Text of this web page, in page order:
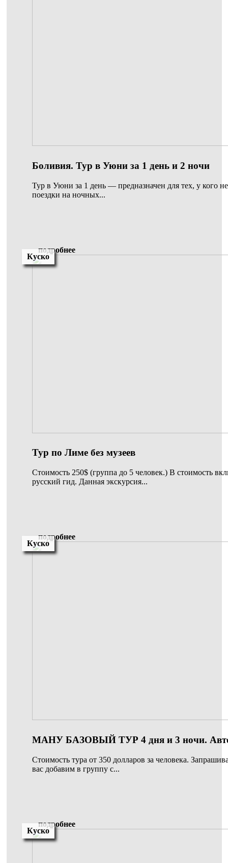
Боливия. Тур в Уюни за 1 день и 2 ночи
Тур в Уюни за 1 день — предназначен для тех, у кого
поездки на ночных...
подробнее
Куско
Тур по Лиме без музеев
Стоимость 250$ (группа до 5 человек.) В стоимость
русский гид. Данная экскурсия...
подробнее
Куско
МАНУ БАЗОВЫЙ ТУР 4 дня и 3 ночи.
Стоимость тура от 350 долларов за человека.
вас добавим в группу с...
подробнее
Куско